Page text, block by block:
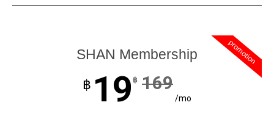
promotion
SHAN Membership
฿ 19 ฿ 169
/mo